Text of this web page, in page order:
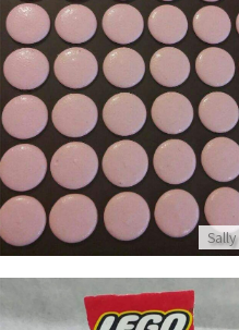
מקרונים תות
פרטים נוספים